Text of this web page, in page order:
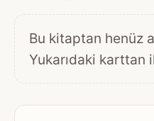
Bu kitaptan henüz
Yukarıdaki karttan